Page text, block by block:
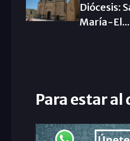
Diócesis:
María-El...
Para estar al